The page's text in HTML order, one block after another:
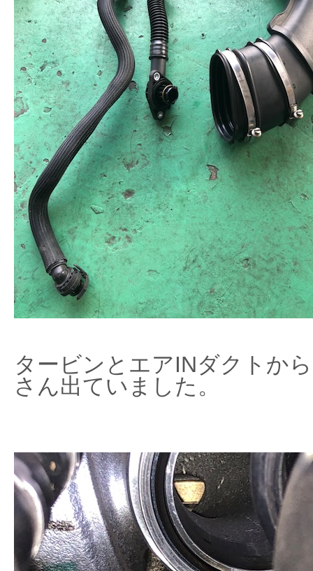
タービンとエアINダクトか
さん出ていました。